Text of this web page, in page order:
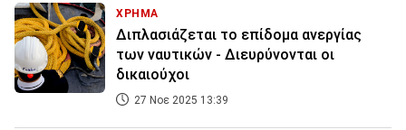
ΧΡΗΜΑ
Διπλασιάζεται το επίδομα ανεργίας
των ναυτικών - Διευρύνονται οι
δικαιούχοι
27 Νοε 2025 13:39